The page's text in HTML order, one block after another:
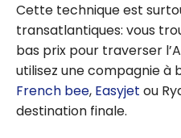
Cette technique est
transatlantiques: vous
bas prix pour traverser
utilisez une compagnie à
French bee, Easyjet ou
destination finale.